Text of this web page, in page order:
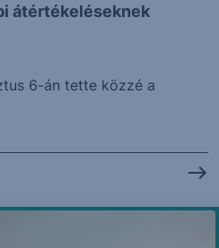
átértékeléseknek
6-án tette közzé a